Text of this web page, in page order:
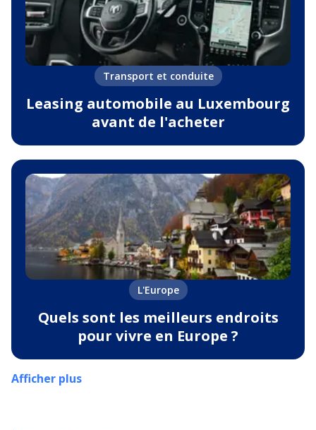
Transport et conduite
Leasing automobile au Luxembourg
avant de l'acheter
L'Europe
Quels sont les meilleurs endroits
pour vivre en Europe ?
Afficher plus